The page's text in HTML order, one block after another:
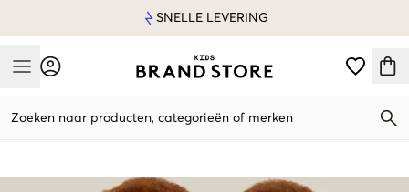
SNELLE LEVERING
Mobile Menu
Zoeken naar producten, categorieën of merken